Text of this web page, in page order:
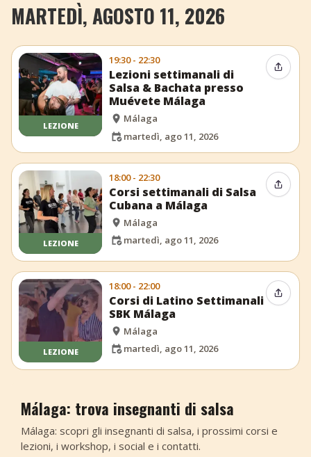
MARTEDÌ, AGOSTO 11, 2026
LEZIONE
19:30 - 22:30
Lezioni settimanali di
Salsa & Bachata presso
Muévete Málaga
Málaga
martedì, ago 11, 2026
LEZIONE
18:00 - 22:30
Corsi settimanali di Salsa
Cubana a Málaga
Málaga
martedì, ago 11, 2026
LEZIONE
18:00 - 22:00
Corsi di Latino Settimanali
SBK Málaga
Málaga
martedì, ago 11, 2026
Málaga: trova insegnanti di salsa
Málaga: scopri gli insegnanti di salsa, i prossimi corsi e
lezioni, i workshop, i social e i contatti.